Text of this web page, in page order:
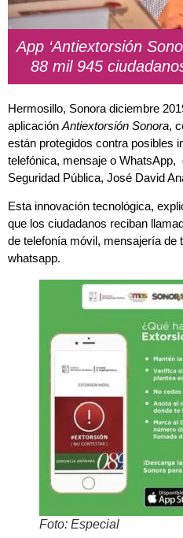
App ‘Antiextorsión
88 mil 945
Hermosillo, Sonora diciembre
aplicación Antiextorsión Sonora,
están protegidos contra posibles
telefónica, mensaje o WhatsApp,
Seguridad Pública, José David
Esta innovación tecnológica,
que los ciudadanos reciban
de telefonía móvil, mensajería
whatsapp.
Foto: Especial